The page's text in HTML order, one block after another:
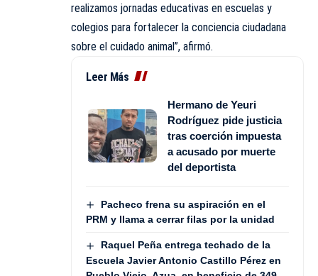
realizamos jornadas educativas en escuelas y
colegios para fortalecer la conciencia ciudadana
sobre el cuidado animal”, afirmó.
Leer Más
Hermano de Yeuri
Rodríguez pide justicia
tras coerción impuesta
a acusado por muerte
del deportista
Pacheco frena su aspiración en el
PRM y llama a cerrar filas por la unidad
Raquel Peña entrega techado de la
Escuela Javier Antonio Castillo Pérez en